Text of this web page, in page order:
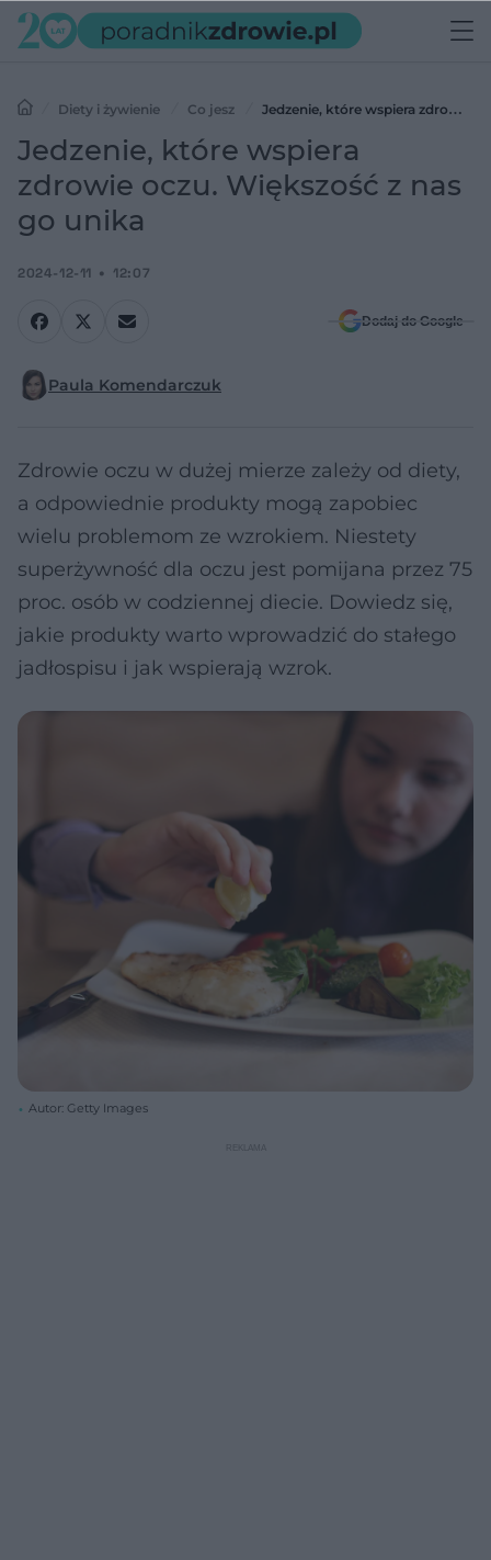
Diety i żywienie Co jesz
Jedzenie, które wspiera zdrowie
oczu. Większość z nas go unika
Jedzenie, które wspiera
zdrowie oczu. Większość z nas
go unika
2024-12-11 12:07
Dodaj do Google
Paula Komendarczuk
Zdrowie oczu w dużej mierze zależy od diety,
a odpowiednie produkty mogą zapobiec
wielu problemom ze wzrokiem. Niestety
superżywność dla oczu jest pomijana przez 75
proc. osób w codziennej diecie. Dowiedz się,
jakie produkty warto wprowadzić do stałego
jadłospisu i jak wspierają wzrok.
Autor: Getty Images